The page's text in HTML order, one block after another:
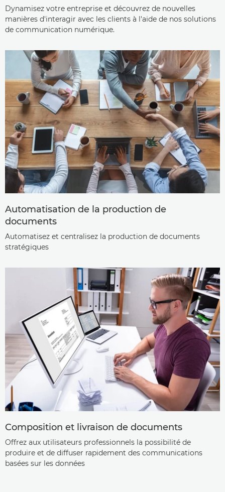
Dynamisez votre entreprise et découvrez de nouvelles
manières d'interagir avec les clients à l'aide de nos solutions
de communication numérique.
Automatisation de la production de
documents
Automatisez et centralisez la production de documents
stratégiques
Composition et livraison de documents
Offrez aux utilisateurs professionnels la possibilité de
produire et de diffuser rapidement des communications
basées sur les données